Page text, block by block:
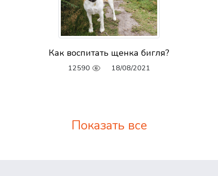
Как воспитать щенка бигля?
12590 18/08/2021
Показать все